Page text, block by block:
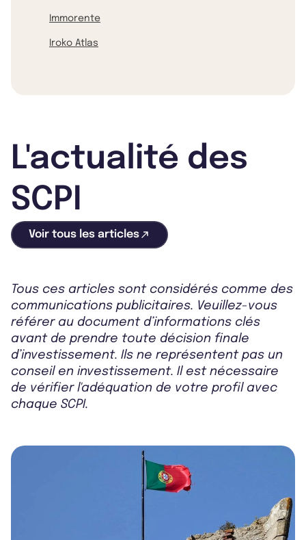
Immorente
Iroko Atlas
L'actualité des
SCPI
Voir tous les articles
Tous ces articles sont considérés comme des
communications publicitaires. Veuillez-vous
référer au document d’informations clés
avant de prendre toute décision finale
d’investissement. Ils ne représentent pas un
conseil en investissement. Il est nécessaire
de vérifier l'adéquation de votre profil avec
chaque SCPI.